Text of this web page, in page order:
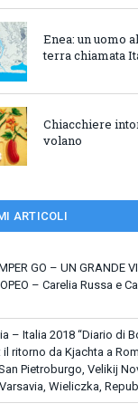
Enea: un uomo
terra chiamata
Chiacchiere
volano
ARTICOLI
GO – UN GRANDE
– Carelia Russa e
– Italia 2018 “Diario di
ritorno da Kjachta a
Pietroburgo, Velikij
Wieliczka,